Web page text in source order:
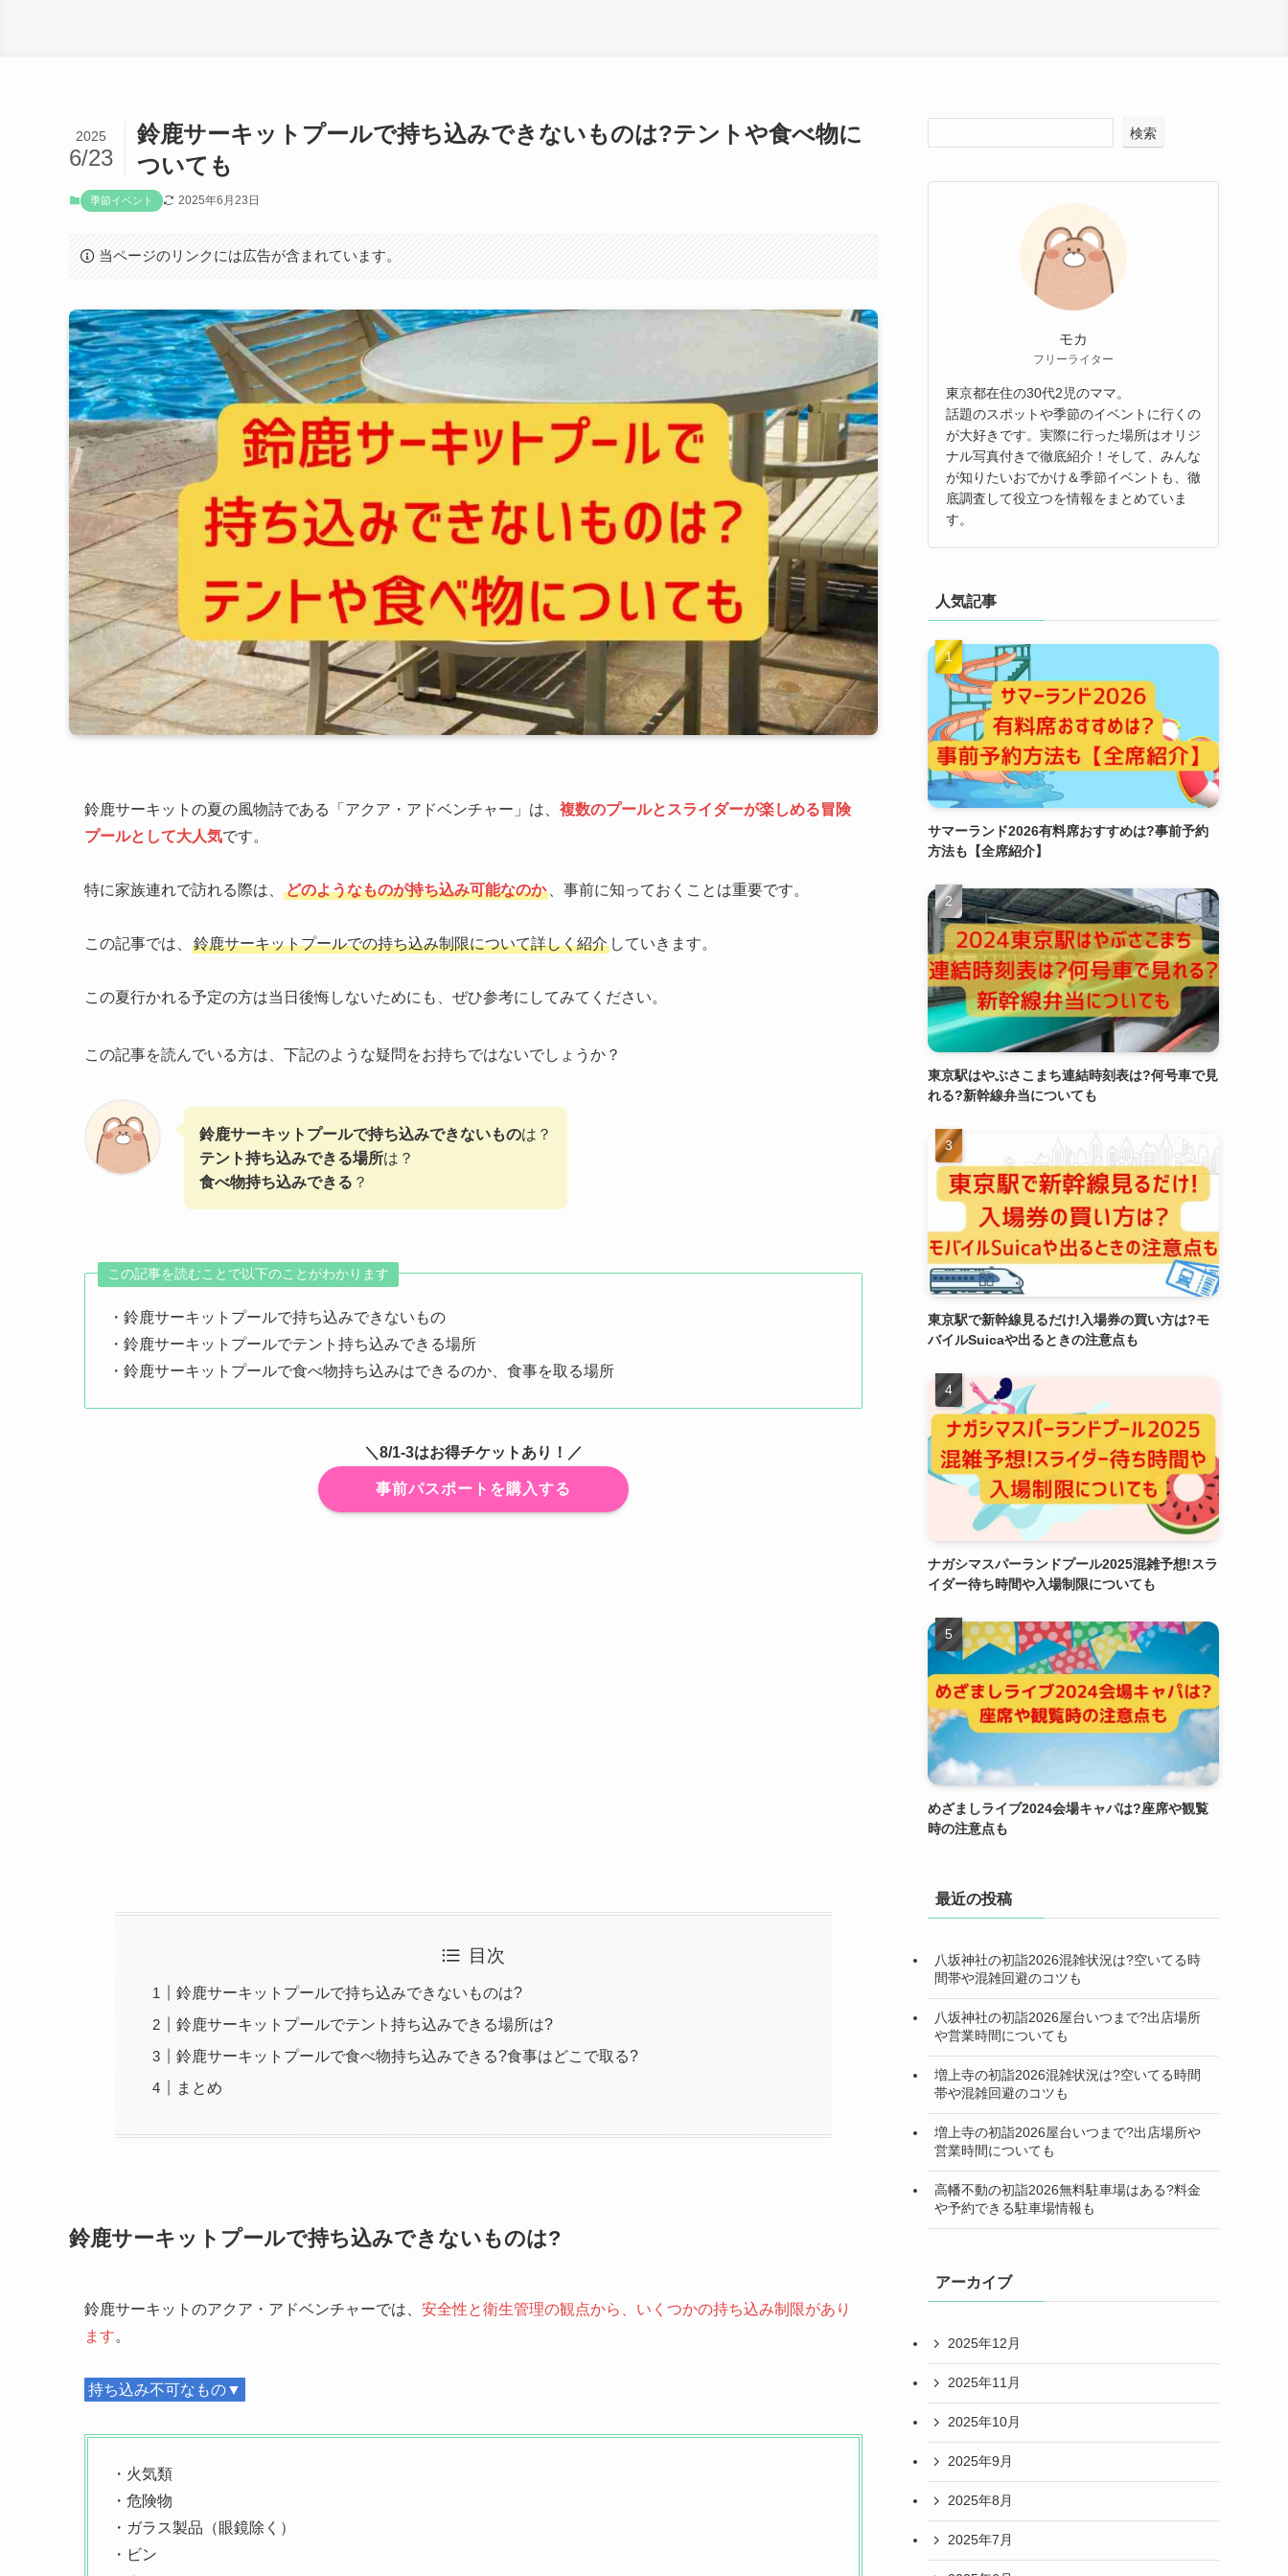
鈴鹿サーキットプールで持ち込みできないものは?テントや食べ物に
ついても
2025
6/23
季節イベント 2025年6月23日
当ページのリンクには広告が含まれています。
鈴鹿サーキットの夏の風物詩である「アクア・アドベンチャー」は、 複数のプールとスライダーが楽しめる冒険
プールとして大人気です。
特に家族連れで訪れる際は、 どのようなものが持ち込み可能なのか 、事前に知っておくことは重要です。
この記事では、 鈴鹿サーキットプールでの持ち込み制限について詳しく紹介 していきます。
この夏行かれる予定の方は当日後悔しないためにも、ぜひ参考にしてみてください。
この記事を読んでいる方は、下記のような疑問をお持ちではないでしょうか？
鈴鹿サーキットプールで持ち込みできないものは？
テント持ち込みできる場所は？
食べ物持ち込みできる ？
この記事を読むことで以下のことがわかります
・鈴鹿サーキットプールで持ち込みできないもの
・鈴鹿サーキットプールでテント持ち込みできる場所
・鈴鹿サーキットプールで食べ物持ち込みはできるのか、食事を取る場所
＼8/1-3はお得チケットあり！／
事前パスポートを購入する
目次
鈴鹿サーキットプールで持ち込みできないものは?
鈴鹿サーキットプールでテント持ち込みできる場所は?
鈴鹿サーキットプールで食べ物持ち込みできる?食事はどこで取る?
まとめ
鈴鹿サーキットプールで持ち込みできないものは?
鈴鹿サーキットのアクア・アドベンチャーでは、 安全性と衛生管理の観点から、いくつかの持ち込み制限があり
ます。
持ち込み不可なもの▼
・火気類
・危険物
・ガラス製品（眼鏡除く）
・ビン
検索
モカ
フリーライター
東京都在住の30代2児のママ。
話題のスポットや季節のイベントに行くの
が大好きです。実際に行った場所はオリジ
ナル写真付きで徹底紹介！そして、みんな
が知りたいおでかけ＆季節イベントも、徹
底調査して役立つを情報をまとめていま
す。
人気記事
サマーランド2026有料席おすすめは?事前予約
方法も【全席紹介】
東京駅はやぶさこまち連結時刻表は?何号車で見
れる?新幹線弁当についても
東京駅で新幹線見るだけ!入場券の買い方は?モ
バイルSuicaや出るときの注意点も
ナガシマスパーランドプール2025混雑予想!スラ
イダー待ち時間や入場制限についても
めざましライブ2024会場キャパは?座席や観覧
時の注意点も
最近の投稿
八坂神社の初詣2026混雑状況は?空いてる時
間帯や混雑回避のコツも
八坂神社の初詣2026屋台いつまで?出店場所
や営業時間についても
増上寺の初詣2026混雑状況は?空いてる時間
帯や混雑回避のコツも
増上寺の初詣2026屋台いつまで?出店場所や
営業時間についても
高幡不動の初詣2026無料駐車場はある?料金
や予約できる駐車場情報も
アーカイブ
2025年12月
2025年11月
2025年10月
2025年9月
2025年8月
2025年7月